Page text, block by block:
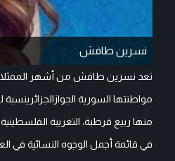
نسرين طافش
تعد نسرين طافش من أشهر الممثلات
منها ربيع قرطبة، التغريبة
في قائمة أجمل الوجوه النسائية في العالم